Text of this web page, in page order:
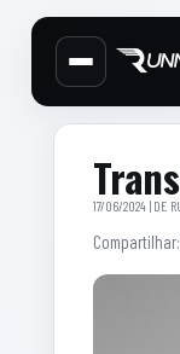
Cabecalho do site
Menu lateral de
Conteudo
Conteudo
17/06/2024 | DE
Compartilhar:
Barra lateral